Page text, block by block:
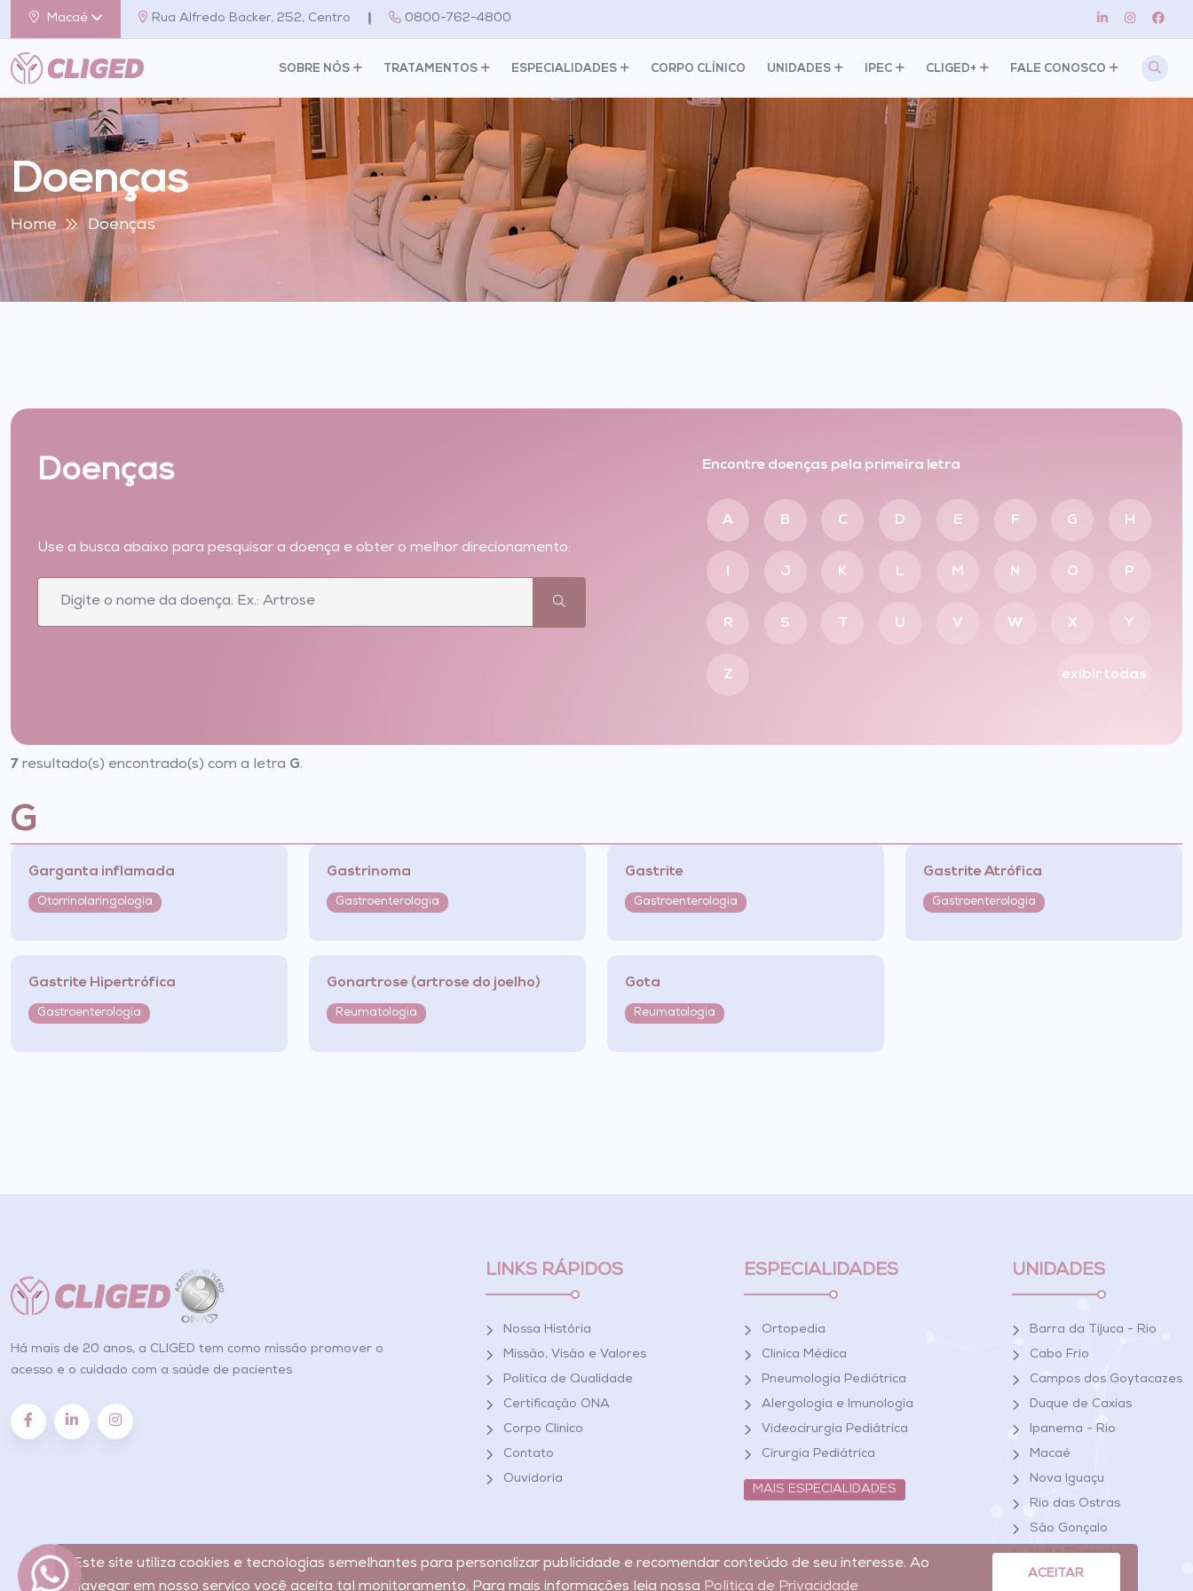
Macaé Rua Alfredo Backer, 252, Centro 0800-762-4800
SOBRE NÓS TRATAMENTOS ESPECIALIDADES CORPO CLÍNICO UNIDADES IPEC CLIGED+ FALE CONOSCO
Doenças
Home Doenças
Doenças
Use a busca abaixo para pesquisar a doença e obter o melhor direcionamento:
Encontre doenças pela primeira letra
A B C D E F G H
J K L M N O P
R S T U V W X Y
Z exibir todas
7 resultado(s) encontrado(s) com a letra G.
G
Garganta inflamada
Otorrinolaringologia
Gastrinoma
Gastroenterologia
Gastrite
Gastroenterologia
Gastrite Atrófica
Gastroenterologia
Gastrite Hipertrófica
Gastroenterologia
Gonartrose (artrose do joelho)
Reumatologia
Gota
Reumatologia
Há mais de 20 anos, a CLIGED tem como missão promover o
acesso e o cuidado com a saúde de pacientes
LINKS RÁPIDOS
Nossa História
Missão, Visão e Valores
Política de Qualidade
Certificação ONA
Corpo Clínico
Contato
Ouvidoria
ESPECIALIDADES
Ortopedia
Clínica Médica
Pneumologia Pediátrica
Alergologia e Imunologia
Videocirurgia Pediátrica
Cirurgia Pediátrica
MAIS ESPECIALIDADES
UNIDADES
Barra da Tijuca - Rio
Cabo Frio
Campos dos Goytacazes
Duque de Caxias
Ipanema - Rio
Macaé
Nova Iguaçu
Rio das Ostras
São Gonçalo
Volta Redonda
Este site utiliza cookies e tecnologias semelhantes para personalizar publicidade e recomendar conteúdo de seu interesse. Ao
navegar em nosso serviço você aceita tal monitoramento. Para mais informações leia nossa Política de Privacidade
ACEITAR